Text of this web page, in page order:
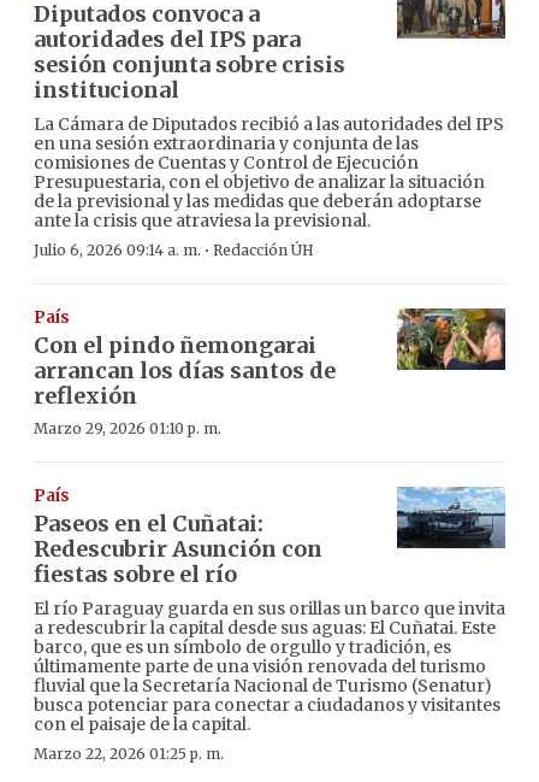
Diputados convoca a
autoridades del IPS para
sesión conjunta sobre crisis
institucional
La Cámara de Diputados recibió a las autoridades del IPS
en una sesión extraordinaria y conjunta de las
comisiones de Cuentas y Control de Ejecución
Presupuestaria, con el objetivo de analizar la situación
de la previsional y las medidas que deberán adoptarse
ante la crisis que atraviesa la previsional.
Julio 6, 2026 09:14 a. m. · Redacción ÚH
País
Con el pindo ñemongarai
arrancan los días santos de
reflexión
Marzo 29, 2026 01:10 p. m.
País
Paseos en el Cuñatai:
Redescubrir Asunción con
fiestas sobre el río
El río Paraguay guarda en sus orillas un barco que invita
a redescubrir la capital desde sus aguas: El Cuñatai. Este
barco, que es un símbolo de orgullo y tradición, es
últimamente parte de una visión renovada del turismo
fluvial que la Secretaría Nacional de Turismo (Senatur)
busca potenciar para conectar a ciudadanos y visitantes
con el paisaje de la capital.
Marzo 22, 2026 01:25 p. m.